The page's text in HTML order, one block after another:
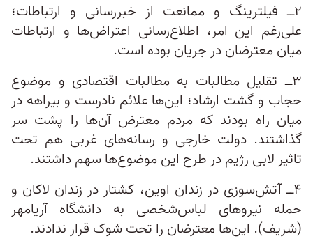
۲ــ فیلترینگ و ممانعت از خبررسانی و ارتباطات؛
علی‌رغم این امر، اطلاع‌رسانی اعتراض‌ها و ارتباطات
میان معترضان در جریان بوده است.
۳ــ تقلیل مطالبات به مطالبات اقتصادی و موضوع
حجاب و گشت ارشاد؛ این‌ها علائم نادرست و بیراهه در
میان راه بودند که مردم معترض آن‌ها را پشت سر
گذاشتند. دولت خارجی و رسانه‌های غربی هم تحت
تاثیر لابی رژیم در طرح این موضوع‌ها سهم داشتند.
۴ــ آتش‌سوزی در زندان اوین، کشتار در زندان لاکان و
حمله‌ نیروهای لباس‌شخصی به دانشگاه آریامهر
(شریف). این‌ها معترضان را تحت شوک قرار ندادند.